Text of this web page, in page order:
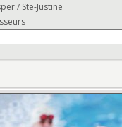
/ Ste-Justine